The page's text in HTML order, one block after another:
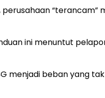
“terancam”
ini menuntut
menjadi beban yang